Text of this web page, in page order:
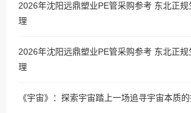
2026年沈阳远鼎塑业PE管采购参考 东北正
理
2026年沈阳远鼎塑业PE管采购参考 东北正
理
《宇宙》：探索宇宙踏上一场追寻宇宙本质的